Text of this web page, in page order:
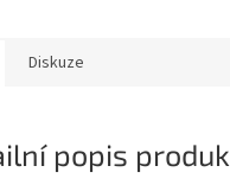
Diskuze
popis